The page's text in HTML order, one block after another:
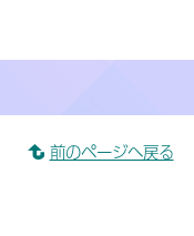
前のページへ戻る